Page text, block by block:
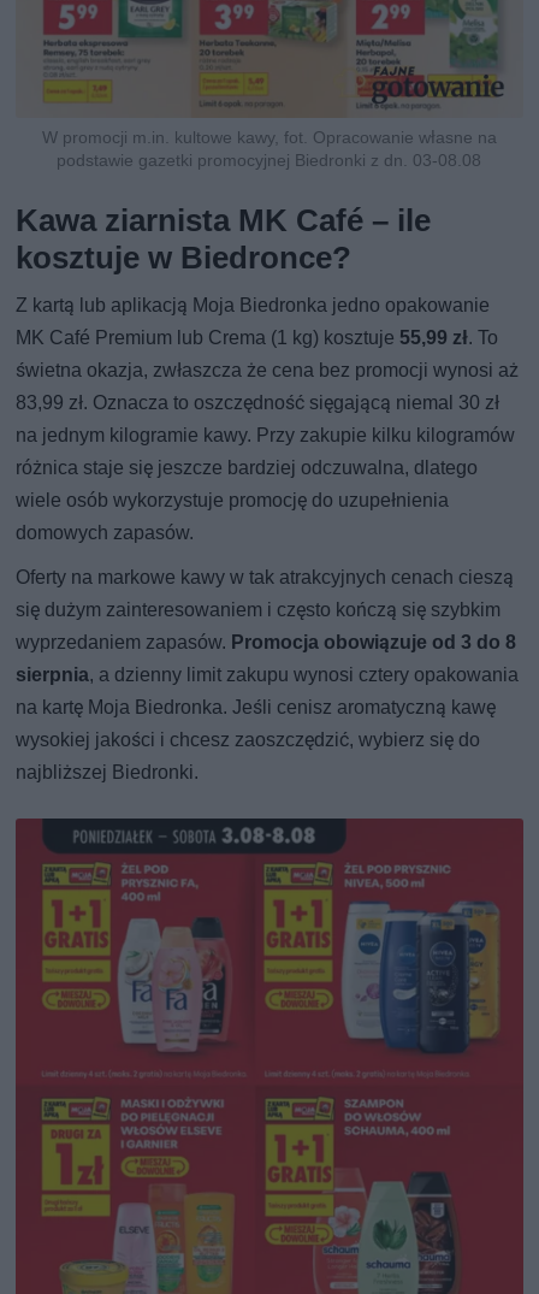
W promocji m.in. kultowe kawy, fot. Opracowanie własne na
podstawie gazetki promocyjnej Biedronki z dn. 03-08.08
Kawa ziarnista MK Café – ile
kosztuje w Biedronce?
Z kartą lub aplikacją Moja Biedronka jedno opakowanie
MK Café Premium lub Crema (1 kg) kosztuje 55,99 zł. To
świetna okazja, zwłaszcza że cena bez promocji wynosi aż
83,99 zł. Oznacza to oszczędność sięgającą niemal 30 zł
na jednym kilogramie kawy. Przy zakupie kilku kilogramów
różnica staje się jeszcze bardziej odczuwalna, dlatego
wiele osób wykorzystuje promocję do uzupełnienia
domowych zapasów.
Oferty na markowe kawy w tak atrakcyjnych cenach cieszą
się dużym zainteresowaniem i często kończą się szybkim
wyprzedaniem zapasów. Promocja obowiązuje od 3 do 8
sierpnia, a dzienny limit zakupu wynosi cztery opakowania
na kartę Moja Biedronka. Jeśli cenisz aromatyczną kawę
wysokiej jakości i chcesz zaoszczędzić, wybierz się do
najbliższej Biedronki.